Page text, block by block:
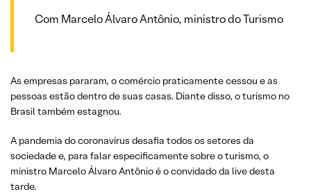
Com Marcelo Álvaro Antônio, ministro do Turismo
As empresas pararam, o comércio praticamente cessou e as
pessoas estão dentro de suas casas. Diante disso, o turismo no
Brasil também estagnou.
A pandemia do coronavírus desafia todos os setores da
sociedade e, para falar especificamente sobre o turismo, o
ministro Marcelo Álvaro Antônio é o convidado da live desta
tarde.